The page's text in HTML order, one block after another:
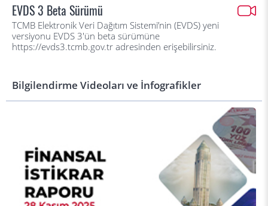
EVDS 3 Beta Sürümü
TCMB Elektronik Veri Dağıtım Sistemi’nin (EVDS) yeni
versiyonu EVDS 3'ün beta sürümüne
https://evds3.tcmb.gov.tr adresinden erişebilirsiniz.
Bilgilendirme Videoları ve İnfografikler